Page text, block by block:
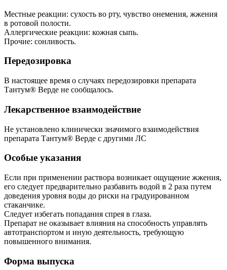
Местные реакции: сухость во рту, чувство онемения, жжения
в ротовой полости.
Аллергические реакции: кожная сыпь.
Прочие: сонливость.
Передозировка
В настоящее время о случаях передозировки препарата
Тантум® Верде не сообщалось.
Лекарственное взаимодействие
Не установлено клинически значимого взаимодействия
препарата Тантум® Верде с другими ЛС
Особые указания
Если при применении раствора возникает ощущение жжения,
его следует предварительно разбавить водой в 2 раза путем
доведения уровня воды до риски на градуированном
стаканчике.
Следует избегать попадания спрея в глаза.
Препарат не оказывает влияния на способность управлять
автотранспортом и иную деятельность, требующую
повышенного внимания.
Форма выпуска